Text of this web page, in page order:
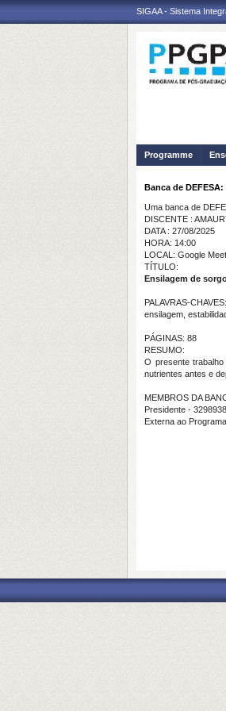
SIGAA - Sistema
Programme
Banca de DEFESA:
Uma banca de
DISCENTE :
DATA : 27/08/2025
HORA: 14:00
LOCAL: Google Meet
TÍTULO:
Ensilagem de
PALAVRAS-CHAVES:
ensilagem,
PÁGINAS: 88
RESUMO:
O presente
nutrientes antes e
MEMBROS DA
Presidente -
Externa ao